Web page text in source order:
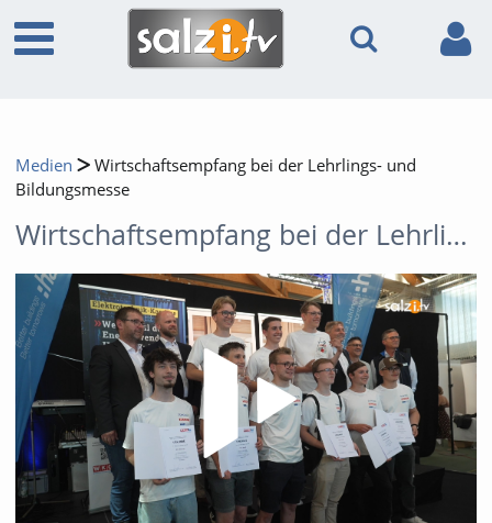
Medien
Wirtschaftsempfang bei der Lehrlings- und
Bildungsmesse
Wirtschaftsempfang bei der Lehrlings- und Bildungsmesse